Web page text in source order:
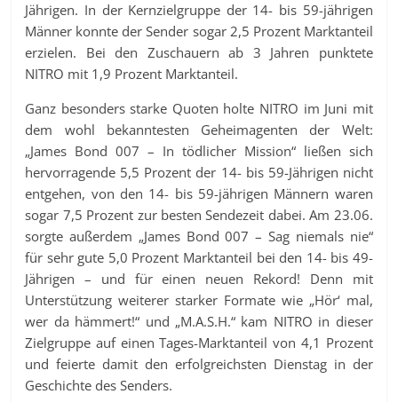
Jährigen. In der Kernzielgruppe der 14- bis 59-jährigen
Männer konnte der Sender sogar 2,5 Prozent Marktanteil
erzielen. Bei den Zuschauern ab 3 Jahren punktete
NITRO mit 1,9 Prozent Marktanteil.
Ganz besonders starke Quoten holte NITRO im Juni mit
dem wohl bekanntesten Geheimagenten der Welt:
„James Bond 007 – In tödlicher Mission“ ließen sich
hervorragende 5,5 Prozent der 14- bis 59-Jährigen nicht
entgehen, von den 14- bis 59-jährigen Männern waren
sogar 7,5 Prozent zur besten Sendezeit dabei. Am 23.06.
sorgte außerdem „James Bond 007 – Sag niemals nie“
für sehr gute 5,0 Prozent Marktanteil bei den 14- bis 49-
Jährigen – und für einen neuen Rekord! Denn mit
Unterstützung weiterer starker Formate wie „Hör‘ mal,
wer da hämmert!“ und „M.A.S.H.“ kam NITRO in dieser
Zielgruppe auf einen Tages-Marktanteil von 4,1 Prozent
und feierte damit den erfolgreichsten Dienstag in der
Geschichte des Senders.